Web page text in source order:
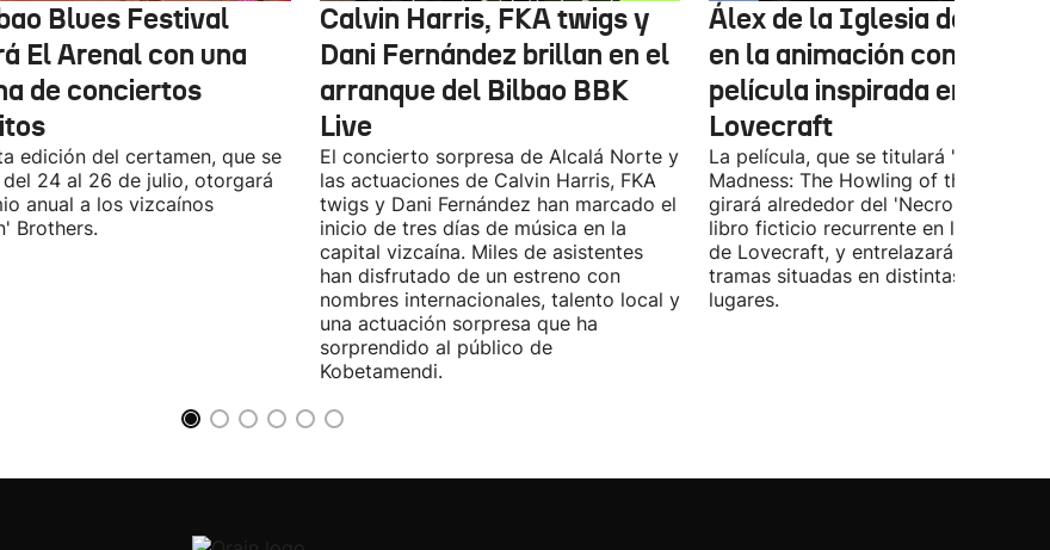
Blues Festival
El Arenal con una
de conciertos
edición del certamen, que se
24 al 26 de julio, otorgará
anual a los vizcaínos
Brothers.
Calvin Harris, FKA twigs y
Dani Fernández brillan en el
arranque del Bilbao BBK
Live
El concierto sorpresa de Alcalá Norte y
las actuaciones de Calvin Harris, FKA
twigs y Dani Fernández han marcado el
inicio de tres días de música en la
capital vizcaína. Miles de asistentes
han disfrutado de un estreno con
nombres internacionales, talento local y
una actuación sorpresa que ha
sorprendido al público de
Kobetamendi.
Álex de la Iglesia debutará
en la animación con una
película inspirada en
Lovecraft
La película, que se titulará 'Ages of
Madness: The Howling of the Jinn',
girará alrededor del 'Necronomicón',
libro ficticio recurrente en los relatos
de Lovecraft, y entrelazará varias
tramas situadas en distintas épocas y
lugares.